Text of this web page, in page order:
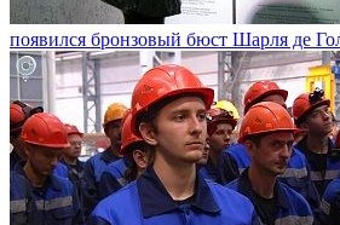
появился бронзовый бюст Шарля де